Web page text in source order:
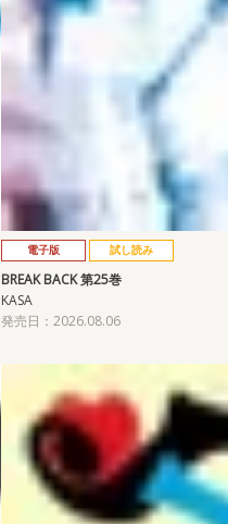
電子版 試し読み
BREAK BACK 第25巻
KASA
発売日：2026.08.06